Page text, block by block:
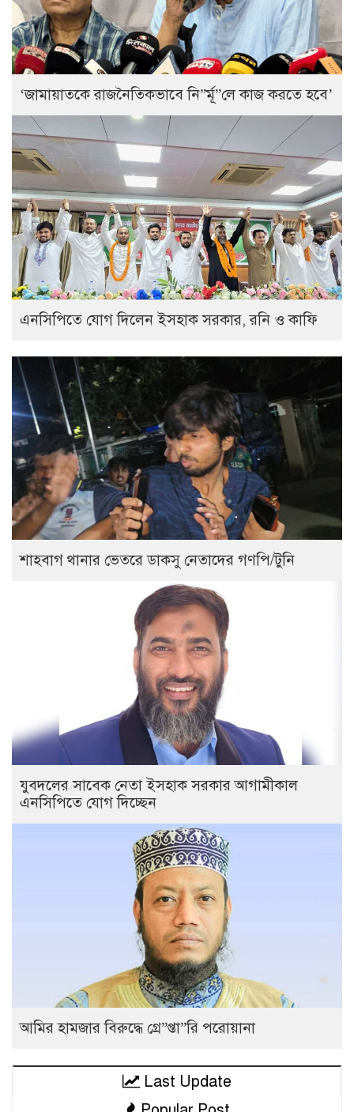
‘জামায়াতকে রাজনৈতিকভাবে নি”র্মূ”লে কাজ করতে হবে’
এনসিপিতে যোগ দিলেন ইসহাক সরকার, রনি ও কাফি
শাহবাগ থানার ভেতরে ডাকসু নেতাদের গণপি/টুনি
যুবদলের সাবেক নেতা ইসহাক সরকার আগামীকাল
এনসিপিতে যোগ দিচ্ছেন
আমির হামজার বিরুদ্ধে গ্রে”প্তা”রি পরোয়ানা
Last Update